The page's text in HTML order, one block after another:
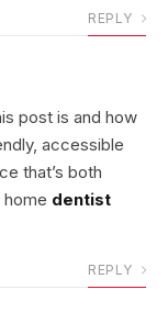
REPLY
post is and how
accessible
that’s both
dentist
REPLY